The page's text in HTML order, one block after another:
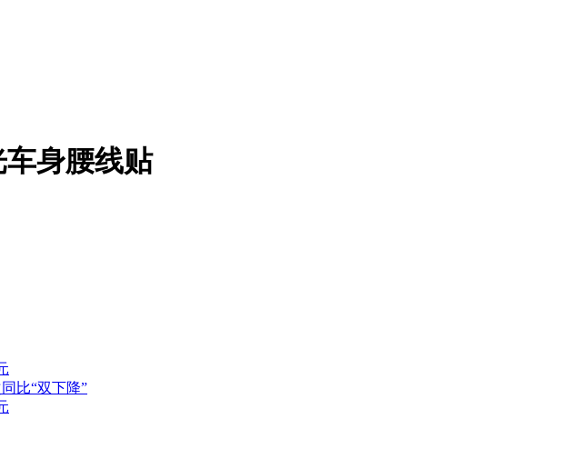
身腰线贴
比“双下降”